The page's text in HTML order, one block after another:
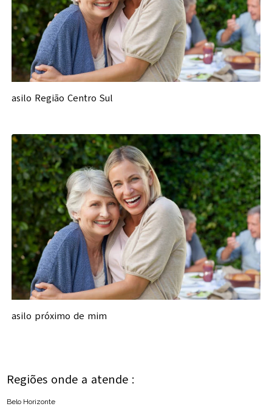
asilo Região Centro Sul
asilo próximo de mim
Regiões onde a atende :
Belo Horizonte